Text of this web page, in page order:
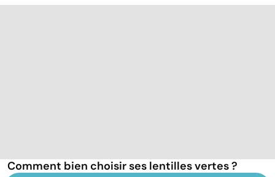
Comment bien choisir ses lentilles vertes ?